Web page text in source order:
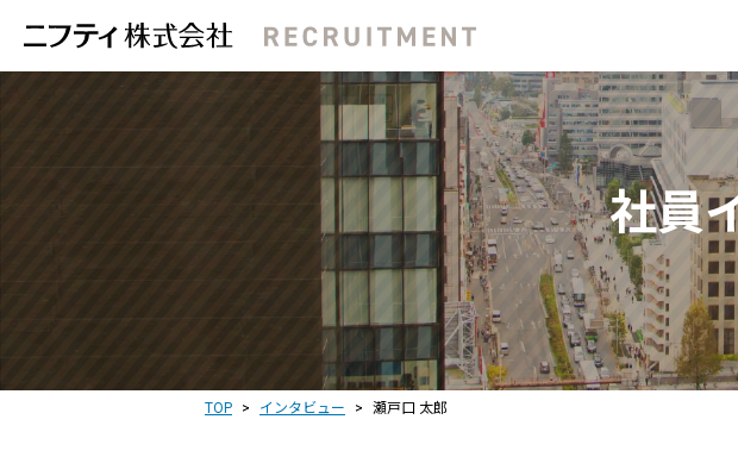
社員インタビュー
会社概要
事業内容 福利厚生 NIFTY engineering
新卒採用
インターンシップ キャリア
社員
TOP インタビュー 瀬戸口 太郎